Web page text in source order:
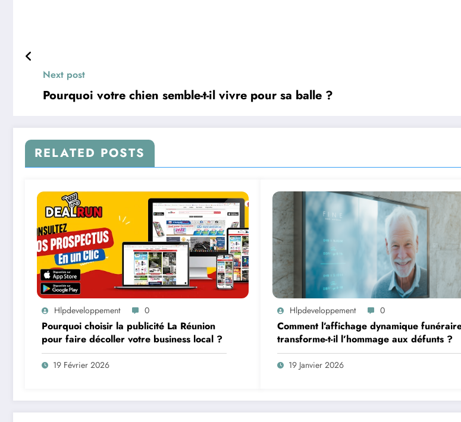
Next post
Pourquoi votre chien semble-t-il vivre pour sa balle ?
RELATED POSTS
Hlpdeveloppement 0
Pourquoi choisir la publicité La Réunion
pour faire décoller votre business local ?
19 Février 2026
Hlpdeveloppement 0
Comment l’affichage dynamique
transforme-t-il l’hommage aux défunts ?
19 Janvier 2026